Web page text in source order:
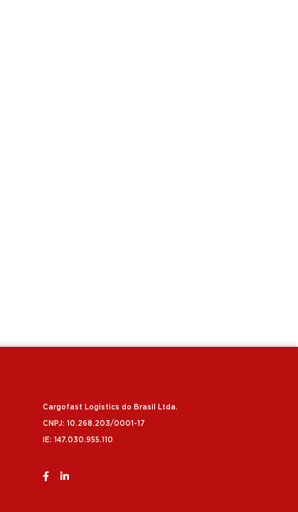
Cargofast Logistics do Brasil Ltda.
CNPJ: 10.268.203/0001-17
IE: 147.030.955.110